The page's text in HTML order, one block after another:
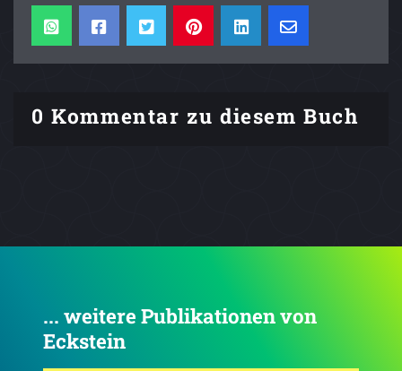
0 Kommentar zu diesem Buch
... weitere Publikationen von
Eckstein